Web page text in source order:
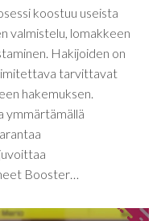
koostuu useista
valmistelu, lomakkeen
Hakijoiden on
tarvittavat
hakemuksen.
ymmärtämällä
Booster…